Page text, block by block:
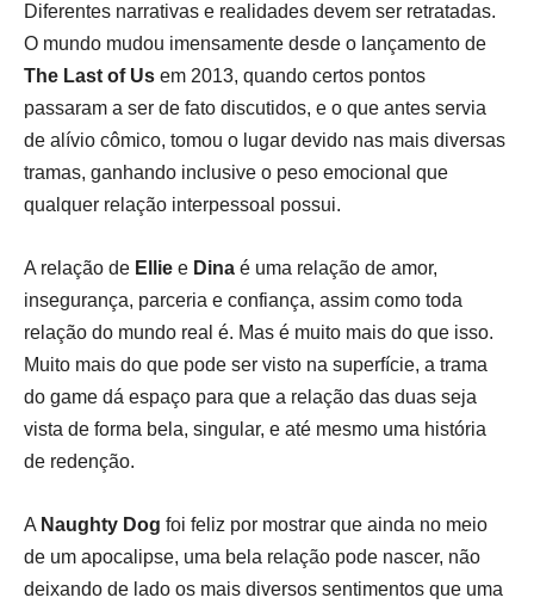
Diferentes narrativas e realidades devem ser retratadas.
O mundo mudou imensamente desde o lançamento de
The Last of Us em 2013, quando certos pontos
passaram a ser de fato discutidos, e o que antes servia
de alívio cômico, tomou o lugar devido nas mais diversas
tramas, ganhando inclusive o peso emocional que
qualquer relação interpessoal possui.
A relação de Ellie e Dina é uma relação de amor,
insegurança, parceria e confiança, assim como toda
relação do mundo real é. Mas é muito mais do que isso.
Muito mais do que pode ser visto na superfície, a trama
do game dá espaço para que a relação das duas seja
vista de forma bela, singular, e até mesmo uma história
de redenção.
A Naughty Dog foi feliz por mostrar que ainda no meio
de um apocalipse, uma bela relação pode nascer, não
deixando de lado os mais diversos sentimentos que uma